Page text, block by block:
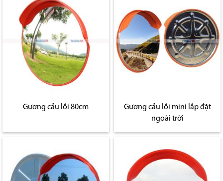
Gương cầu lồi 80cm
Gương cầu lồi mini lắp đặt
ngoài trời